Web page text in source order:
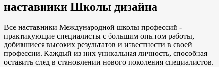
наставники Школы дизайна
Все наставники Международной школы профессий -
практикующие специалисты с большим опытом работы,
добившиеся высоких результатов и известности в своей
профессии. Каждый из них уникальная личность, способная
оставить след в становлении нового поколения специалистов.